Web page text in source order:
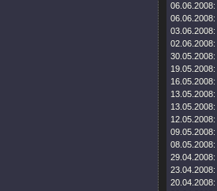
06.06.2008:
06.06.2008:
03.06.2008:
02.06.2008:
30.05.2008:
19.05.2008:
16.05.2008:
13.05.2008:
13.05.2008:
12.05.2008:
09.05.2008:
08.05.2008:
29.04.2008:
23.04.2008:
20.04.2008: